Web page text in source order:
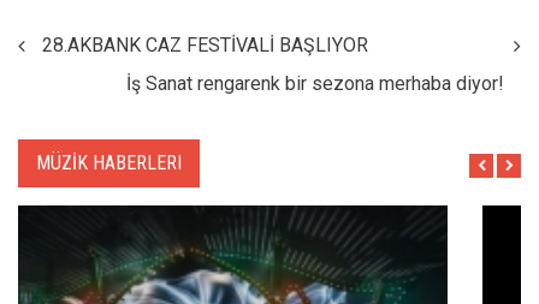
28.AKBANK CAZ FESTİVALİ BAŞLIYOR
İş Sanat rengarenk bir sezona merhaba diyor!
MÜZİK HABERLERI